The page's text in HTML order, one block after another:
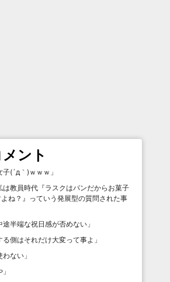
ント
子(´д｀)ｗｗｗ 」
は教員時代『ラスクはパンだからお菓子
ね？』っていう発展型の質問された事
途半端な祝日感が否めない 」
る側はそれだけ大変って事よ 」
わない 」
」